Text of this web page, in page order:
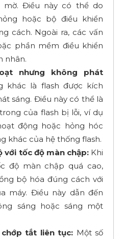
Điều này có thể do
hoặc bộ điều khiển
cách. Ngoài ra, các vấn
phần mềm điều khiển
nhân.
nhưng không phát
khác là flash được kích
sáng. Điều này có thể là
của flash bị lỗi, ví dụ
động hoặc hỏng hóc
khác của hệ thống flash.
với tốc độ màn chập: Khi
độ màn chập quá cao,
bộ hóa đúng cách với
máy. Điều này dẫn đến
sáng hoặc sáng một
tắt liên tục: Một số